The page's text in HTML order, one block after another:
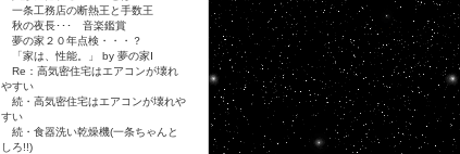
一条工務店の断熱王と手数王
秋の夜長･･･ 音楽鑑賞
夢の家２０年点検・・・？
「家は、性能。」 by 夢の家Ⅰ
Re：高気密住宅はエアコンが壊れ
やすい
続・高気密住宅はエアコンが壊れや
すい
続・食器洗い乾燥機(一条ちゃんと
しろ!!)